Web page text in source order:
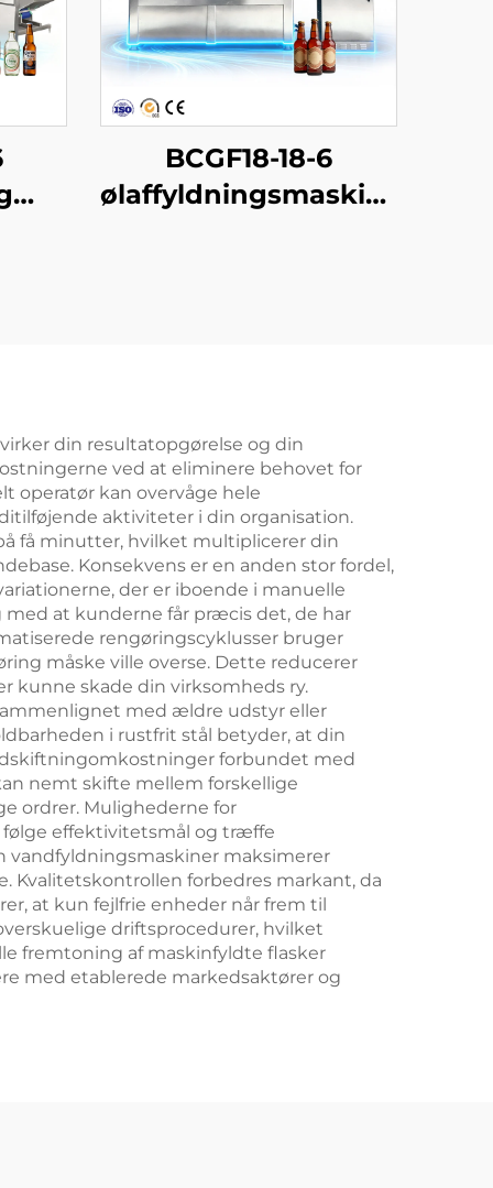
BCGF18-18-6
ølaffyldningsmaskine-
din resultatopgørelse og din
ved at eliminere behovet for
operatør kan overvåge hele
aktiviteter i din organisation.
få minutter, hvilket multiplicerer din
Konsekvens er en anden stor fordel,
der er iboende i manuelle
at kunderne får præcis det, de har
rengøringscyklusser bruger
måske ville overse. Dette reducerer
kunne skade din virksomheds ry.
med ældre udstyr eller
i rustfrit stål betyder, at din
forbundet med
nemt skifte mellem forskellige
ordrer. Mulighederne for
effektivitetsmål og træffe
vandfyldningsmaskiner maksimerer
Kvalitetskontrollen forbedres markant, da
at kun fejlfrie enheder når frem til
driftsprocedurer, hvilket
fremtoning af maskinfyldte flasker
med etablerede markedsaktører og